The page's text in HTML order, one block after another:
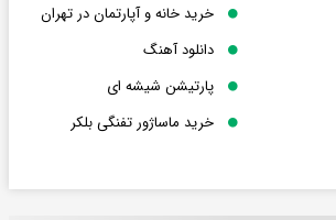
خرید خانه و آپارتمان در تهران
دانلود آهنگ
پارتیشن شیشه ای
خرید ماساژور تفنگی بلکر